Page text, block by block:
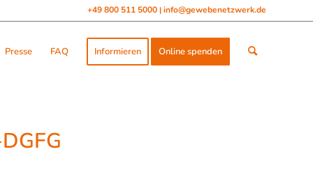
+49 800 511 5000 | info@gewebenetzwerk.de
Presse FAQ Informieren Online spenden